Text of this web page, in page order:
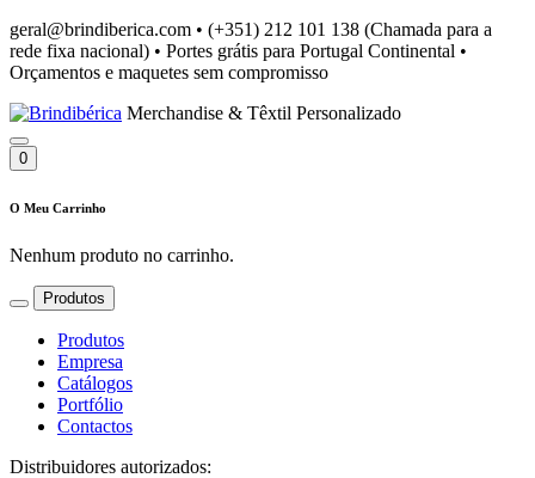
geral@brindiberica.com • (+351) 212 101 138 (Chamada para a
rede fixa nacional) • Portes grátis para Portugal Continental •
Orçamentos e maquetes sem compromisso
Merchandise & Têxtil Personalizado
0
O Meu Carrinho
Nenhum produto no carrinho.
Produtos
Produtos
Empresa
Catálogos
Portfólio
Contactos
Distribuidores autorizados: